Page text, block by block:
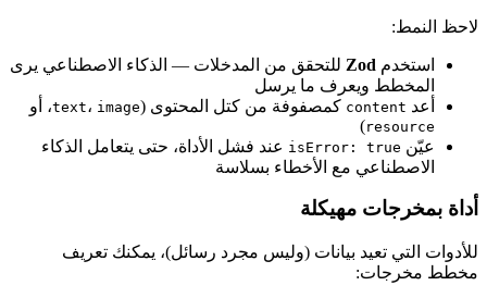
لاحظ النمط:
استخدمZodللتحقق من المدخلات — الذكاء الاصطناعي يرى
المخطط ويعرف ما يرسل
أعدcontentكمصفوفة من كتل المحتوى ( text ، image ، أو
resource
)
عيّنisError: true عند فشل الأداة، حتى يتعامل الذكاء
الاصطناعي مع الأخطاء بسلاسة
أداة بمخرجات مهيكلة
للأدوات التي تعيد بيانات (وليس مجرد رسائل)، يمكنك تعريف
مخطط مخرجات: